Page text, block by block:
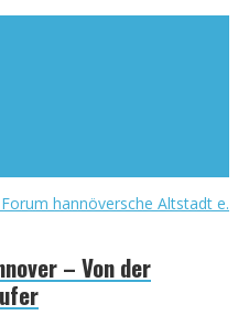
– Von der